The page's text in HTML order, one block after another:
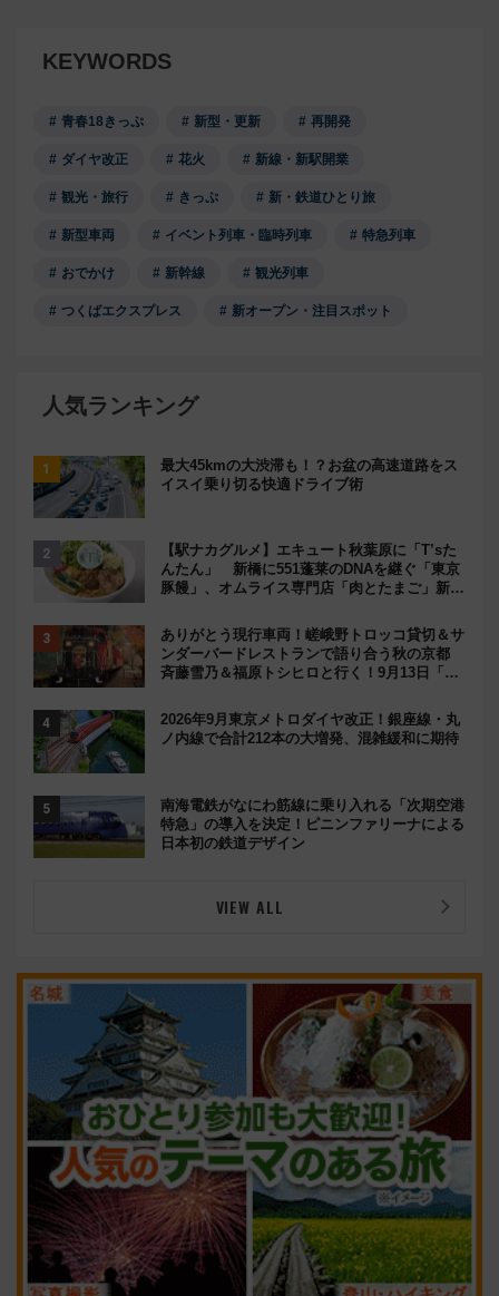
KEYWORDS
青春18きっぷ 新型・更新 再開発
ダイヤ改正 花火 新線・新駅開業
観光・旅行 きっぷ 新・鉄道ひとり旅
新型車両 イベント列車・臨時列車 特急列車
おでかけ 新幹線 観光列車
つくばエクスプレス 新オープン・注目スポット
人気ランキング
最大45kmの大渋滞も！？お盆の高速道路をス
イスイ乗り切る快適ドライブ術
【駅ナカグルメ】エキュート秋葉原に「T’sた
んたん」 新橋に551蓬莱のDNAを継ぐ「東京
豚饅」、オムライス専門店「肉とたまご」新グ
ありがとう現行車両！嵯峨野トロッコ貸切＆サ
ンダーバードレストランで語り合う秋の京都
斉藤雪乃＆福原トシヒロと行く！9月13日「京
2026年9月東京メトロダイヤ改正！銀座線・丸
ノ内線で合計212本の大増発、混雑緩和に期待
南海電鉄がなにわ筋線に乗り入れる「次期空港
特急」の導入を決定！ピニンファリーナによる
日本初の鉄道デザイン
VIEW ALL